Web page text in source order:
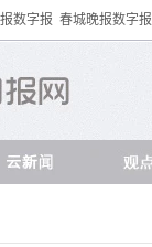
数字报 春城晚报数字报